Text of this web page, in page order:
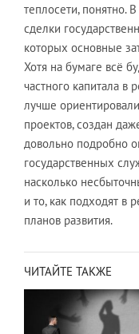
теплосети, понятно.
сделки
которых основные
Хотя на бумаге всё
частного капитала в
лучше
проектов, создан
довольно подробно
государственных
насколько
и то, как подходят в
планов развития.
ЧИТАЙТЕ ТАКЖЕ